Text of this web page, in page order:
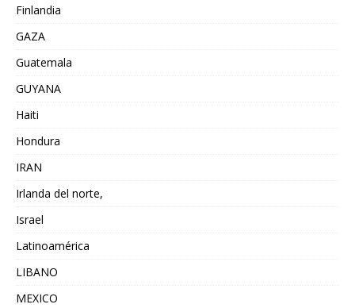
Finlandia
GAZA
Guatemala
GUYANA
Haiti
Hondura
IRAN
Irlanda del norte,
Israel
Latinoamérica
LIBANO
MEXICO